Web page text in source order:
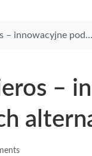
do bezdymnych alternatyw nikotynowych
–